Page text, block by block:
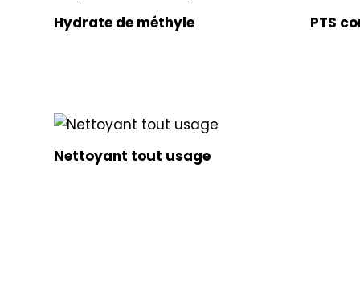
Hydrate de méthyle
PTS
Nettoyant tout usage